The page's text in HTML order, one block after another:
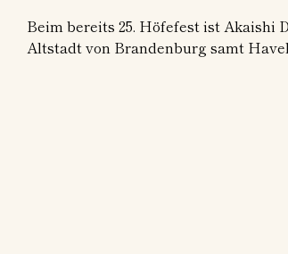
Beim bereits 25. Höfefest ist Akaishi
Altstadt von Brandenburg samt